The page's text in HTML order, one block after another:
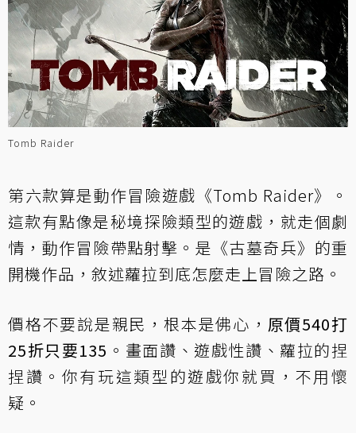
Tomb Raider
第六款算是動作冒險遊戲《Tomb Raider》。
這款有點像是秘境探險類型的遊戲，就走個劇
情，動作冒險帶點射擊。是《古墓奇兵》的重
開機作品，敘述蘿拉到底怎麼走上冒險之路。
價格不要說是親民，根本是佛心， 原價540打
25折只要135 。畫面讚、遊戲性讚、蘿拉的捏
捏讚。你有玩這類型的遊戲你就買，不用懷
疑。